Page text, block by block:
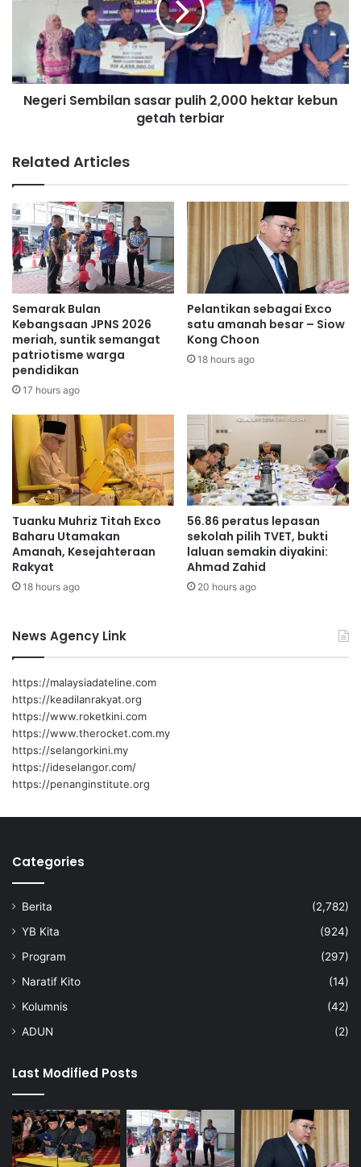
a
u
u
a
h
a
w
a
s
e
t
e
m
a
t
p
o
m
o
s
i
p
e
i
a
a
a
n
m
n
s
a
s
a
r
p
u
l
i
h
2
,
0
0
h
e
k
a
r
k
e
b
u
e
t
a
h
t
e
r
b
i
Negeri Sembilan sasar pulih 2,000 hektar kebun
getah terbiar
Related Articles
Semarak Bulan
Kebangsaan JPNS 2026
meriah, suntik semangat
patriotisme warga
pendidikan
17 hours ago
Pelantikan sebagai Exco
satu amanah besar – Siow
Kong Choon
18 hours ago
Tuanku Muhriz Titah Exco
Baharu Utamakan
Amanah, Kesejahteraan
Rakyat
18 hours ago
56.86 peratus lepasan
sekolah pilih TVET, bukti
laluan semakin diyakini:
Ahmad Zahid
20 hours ago
News Agency Link
https://malaysiadateline.com
https://keadilanrakyat.org
https://www.roketkini.com
https://www.therocket.com.my
https://selangorkini.my
https://ideselangor.com/
https://penanginstitute.org
Categories
Berita
(2,782)
YB Kita
(924)
Program
(297)
Naratif Kito
(14)
Kolumnis
(42)
ADUN
(2)
Last Modified Posts